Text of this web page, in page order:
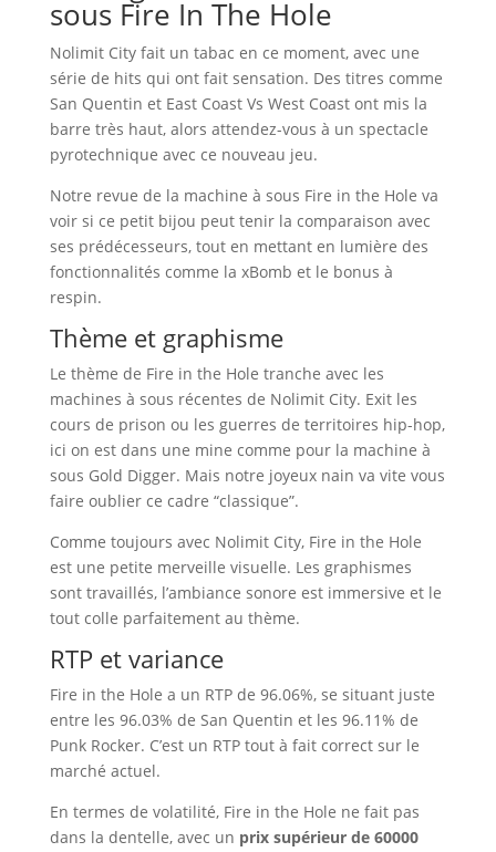
sous Fire In The Hole
Nolimit City fait un tabac en ce moment, avec une
série de hits qui ont fait sensation. Des titres comme
San Quentin et East Coast Vs West Coast ont mis la
barre très haut, alors attendez-vous à un spectacle
pyrotechnique avec ce nouveau jeu.
Notre revue de la machine à sous Fire in the Hole va
voir si ce petit bijou peut tenir la comparaison avec
ses prédécesseurs, tout en mettant en lumière des
fonctionnalités comme la xBomb et le bonus à
respin.
Thème et graphisme
Le thème de Fire in the Hole tranche avec les
machines à sous récentes de Nolimit City. Exit les
cours de prison ou les guerres de territoires hip-hop,
ici on est dans une mine comme pour la machine à
sous Gold Digger. Mais notre joyeux nain va vite vous
faire oublier ce cadre “classique”.
Comme toujours avec Nolimit City, Fire in the Hole
est une petite merveille visuelle. Les graphismes
sont travaillés, l’ambiance sonore est immersive et le
tout colle parfaitement au thème.
RTP et variance
Fire in the Hole a un RTP de 96.06%, se situant juste
entre les 96.03% de San Quentin et les 96.11% de
Punk Rocker. C’est un RTP tout à fait correct sur le
marché actuel.
En termes de volatilité, Fire in the Hole ne fait pas
dans la dentelle, avec un prix supérieur de 60000